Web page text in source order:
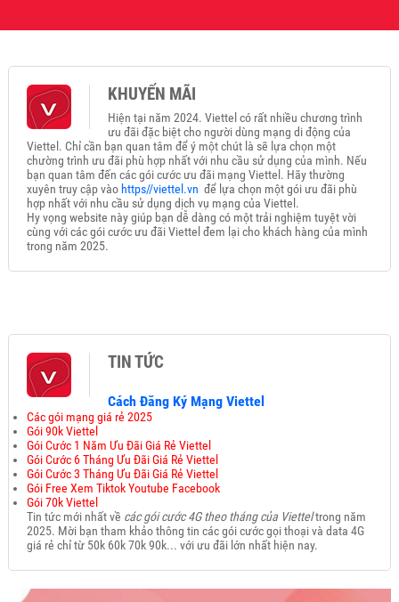
KHUYẾN MÃI
Hiện tại năm 2024. Viettel có rất nhiều chương trình
ưu đãi đặc biệt cho người dùng mạng di động của
Viettel. Chỉ cần bạn quan tâm để ý một chút là sẽ lựa chọn một
chường trình ưu đãi phù hợp nhất với nhu cầu sử dụng của mình. Nếu
bạn quan tâm đến các gói cước ưu đãi mạng Viettel. Hãy thường
xuyên truy cập vào https//viettel.vn để lựa chọn một gói ưu đãi phù
hợp nhất với nhu cầu sử dụng dịch vụ mạng của Viettel.
Hy vọng website này giúp bạn dễ dàng có một trải nghiệm tuyệt vời
cùng với các gói cước ưu đãi Viettel đem lại cho khách hàng của mình
trong năm 2025.
TIN TỨC
Cách Đăng Ký Mạng Viettel
Các gói mạng giá rẻ 2025
Gói 90k Viettel
Gói Cước 1 Năm Ưu Đãi Giá Rẻ Viettel
Gói Cước 6 Tháng Ưu Đãi Giá Rẻ Viettel
Gói Cước 3 Tháng Ưu Đãi Giá Rẻ Viettel
Gói Free Xem Tiktok Youtube Facebook
Gói 70k Viettel
Tin tức mới nhất về các gói cước 4G theo tháng của Vietteltrong năm
2025. Mời bạn tham khảo thông tin các gói cước gọi thoại và data 4G
giá rẻ chỉ từ 50k 60k 70k 90k... với ưu đãi lớn nhất hiện nay.